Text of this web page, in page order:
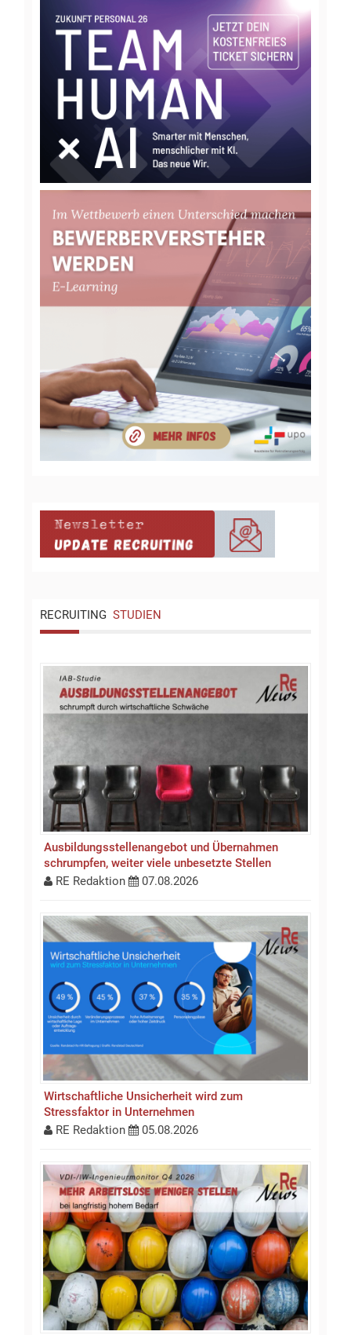
RECRUITING STUDIEN
Ausbildungsstellen­an­gebot und Übernahmen
schrumpfen, weiter viele unbesetzte Stellen
RE Redaktion
07.08.2026
Wirtschaftliche Unsicherheit wird zum
Stressfaktor in Unternehmen
RE Redaktion
05.08.2026